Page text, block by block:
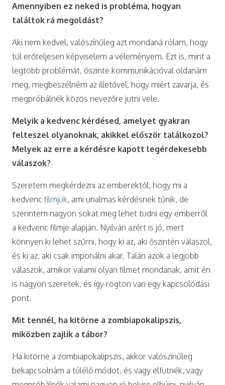
Amennyiben ez neked is probléma, hogyan
találtok rá megoldást?
Aki nem kedvel, valószínűleg azt mondaná rólam, hogy
túl erőteljesen képviselem a véleményem. Ezt is, mint a
legtöbb problémát, őszinte kommunikációval oldanám
meg, megbeszélném az illetővel, hogy miért zavarja, és
megpróbálnék közös nevezőre jutni vele.
Melyik a kedvenc kérdésed, amelyet gyakran
felteszel olyanoknak, akikkel először találkozol?
Melyek az erre a kérdésre kapott legérdekesebb
válaszok?
Szeretem megkérdezni az emberektől, hogy mi a
kedvenc filmjük, ami unalmas kérdésnek tűnik, de
szerintem nagyon sokat meg lehet tudni egy emberről
a kedvenc filmje alapján. Nyilván azért is jó, mert
könnyen ki lehet szűrni, hogy ki az, aki őszintén válaszol,
és ki az, aki csak imponálni akar. Talán azok a legjobb
válaszok, amikor valami olyan filmet mondanak, amit én
is nagyon szeretek, és így rögtön van egy kapcsolódási
pont.
Mit tennél, ha kitörne a zombiapokalipszis,
miközben zajlik a tábor?
Ha kitörne a zombiapokalipszis, akkor valószínűleg
bekapcsolnám a túlélő módot, és vagy elfutnék, vagy